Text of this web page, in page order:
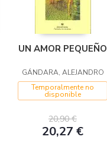
UN AMOR PEQUEÑO
GÁNDARA, ALEJANDRO
Temporalmente no
disponible
20,90 €
20,27 €